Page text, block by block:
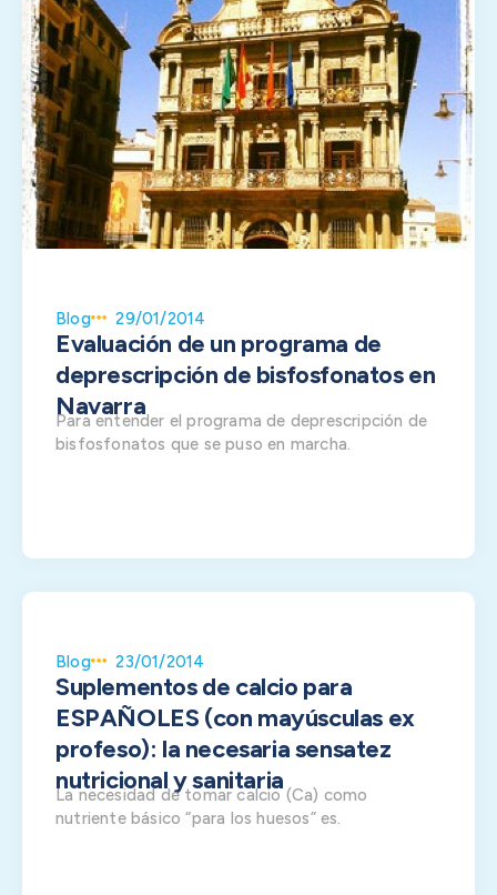
Blog 29/01/2014
Evaluación de un programa de
deprescripción de bisfosfonatos en
Navarra
Para entender el programa de deprescripción de
bisfosfonatos que se puso en marcha.
Blog 23/01/2014
Suplementos de calcio para
ESPAÑOLES (con mayúsculas ex
profeso): la necesaria sensatez
nutricional y sanitaria
La necesidad de tomar calcio (Ca) como
nutriente básico “para los huesos” es.